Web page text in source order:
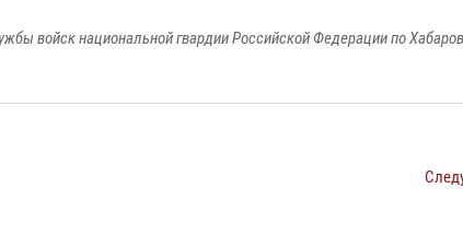
войск национальной гвардии Российской Федерации по